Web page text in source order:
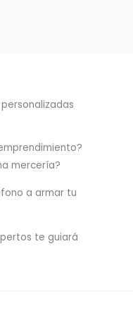
mercería?
a armar tu
te guiará